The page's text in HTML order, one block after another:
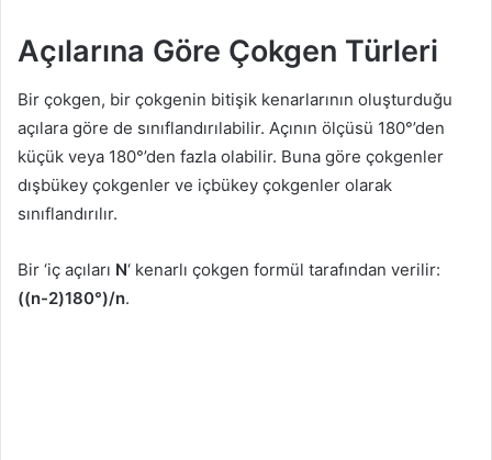
Açılarına Göre Çokgen Türleri
Bir çokgen, bir çokgenin bitişik kenarlarının oluşturduğu
açılara göre de sınıflandırılabilir. Açının ölçüsü 180°’den
küçük veya 180°’den fazla olabilir. Buna göre çokgenler
dışbükey çokgenler ve içbükey çokgenler olarak
sınıflandırılır.
Bir ‘iç açıları N‘ kenarlı çokgen formül tarafından verilir:
((n-2)180°)/n.